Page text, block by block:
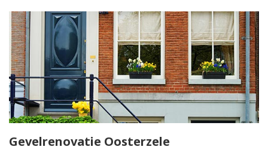
Gevelrenovatie Oosterzele